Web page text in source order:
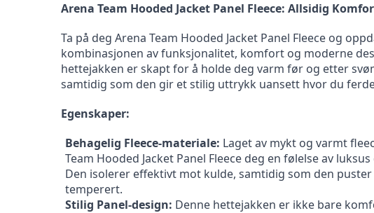
Arena Team Hooded Jacket Panel Fleece: Allsidig
Ta på deg Arena Team Hooded Jacket Panel Fleece og
kombinasjonen av funksjonalitet, komfort og moderne
hettejakken er skapt for å holde deg varm før og etter
samtidig som den gir et stilig uttrykk uansett hvor du
Egenskaper:
Behagelig Fleece-materiale: Laget av mykt og varmt
Team Hooded Jacket Panel Fleece deg en følelse av
Den isolerer effektivt mot kulde, samtidig som den
temperert.
Stilig Panel-design: Denne hettejakken er ikke bare